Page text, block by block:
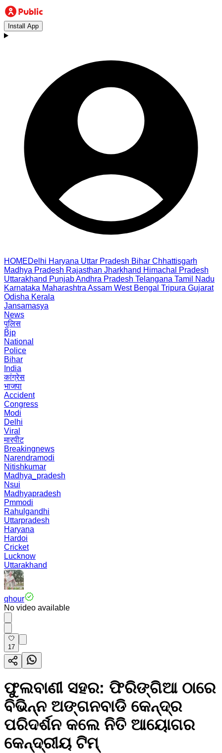
Install App
HOMEDelhi Haryana Uttar Pradesh Bihar Chhattisgarh
Madhya Pradesh Rajasthan Jharkhand Himachal Pradesh
Uttarakhand PunjabAndhra Pradesh Telangana Tamil Nadu
Karnataka Maharashtra Assam West Bengal Tripura Gujarat
Odisha Kerala
Jansamasya
News
पुलिस
Bjp
National
Police
Bihar
India
कांग्रेस
भाजपा
Accident
Congress
Modi
Delhi
Viral
मारपीट
Breakingnews
Narendramodi
Nitishkumar
Madhya_pradesh
Nsui
Madhyapradesh
Pmmodi
Rahulgandhi
Uttarpradesh
Haryana
Hardoi
Cricket
Lucknow
Uttarakhand
qhour
No video available
17
ଫୁଲବାଣୀ ସହର: ଫିରିଙ୍ଗିଆ ଠାରେ
ବିଭିନ୍ନ ଅଙ୍ଗନବାଡି କେନ୍ଦ୍ର
ପରିଦର୍ଶନ କଲେ ନିତି ଆୟୋଗର
କେନ୍ଦ୍ରୀୟ ଟିମ୍